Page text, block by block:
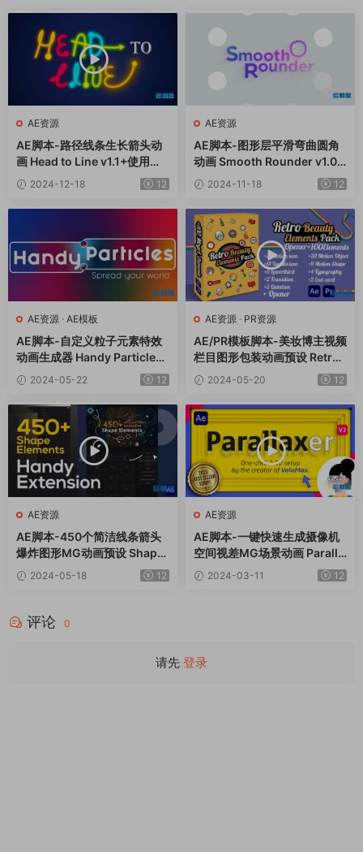
AE资源
AE脚本-路径线条生长箭头动
画 Head to Line v1.1+使用教
程 2024-12-18 12
AE资源
AE脚本-图形层平滑弯曲圆角
动画 Smooth Rounder v1.07
+使用教程
2024-11-18 12
AE资源 · AE模板
AE脚本-自定义粒子元素特效
动画生成器 Handy Particles
V1.0.9+使用教程
2024-05-22 12
AE资源 · PR资源
AE/PR模板脚本-美妆博主视频
栏目图形包装动画预设 Retro
Beauty Elements Pack
2024-05-20 12
AE资源
AE脚本-450个简洁线条箭头
爆炸图形MG动画预设 Shape
Elements Pack
2024-05-18 12
AE资源
AE脚本-一键快速生成摄像机
空间视差MG场景动画 Paralla
xer v3.0+使用教程
2024-03-11 12
评论 0
请先 登录